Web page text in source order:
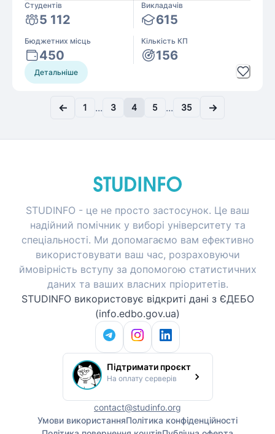
Студентів
5 112
Викладачів
615
Бюджетних місць
450
Кількість КП
156
Детальніше
← 1 ... 3 4 5 ... 35 →
STUDINFO - це не просто застосунок. Це ваш
надійний помічник у виборі університету та
спеціальності. Ми допомагаємо вам ефективно
використовувати ваш час, розраховуючи
ймовірність вступу за допомогою статистичних
даних та ваших власних пріоритетів.
STUDINFO використовує відкриті дані з ЄДЕБО
(info.edbo.gov.ua)
Підтримати проєкт
На оплату серверів
contact@studinfo.org
Умови використанняПолітика конфіденційності